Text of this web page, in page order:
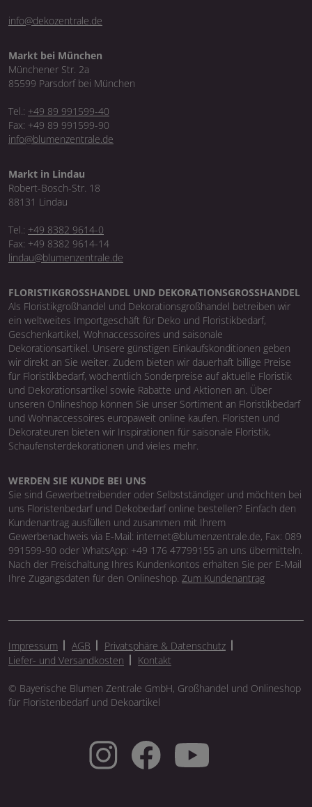
info@dekozentrale.de
Markt bei München
Münchener Str. 2a
85599 Parsdorf bei München
Tel.: +49 89 991599-40
Fax: +49 89 991599-90
info@blumenzentrale.de
Markt in Lindau
Robert-Bosch-Str. 18
88131 Lindau
Tel.: +49 8382 9614-0
Fax: +49 8382 9614-14
lindau@blumenzentrale.de
FLORISTIKGROSSHANDEL UND DEKORATIONSGROSSHANDEL
Als Floristikgroßhandel und Dekorationsgroßhandel betreiben wir
ein weltweites Importgeschäft für Deko und Floristikbedarf,
Geschenkartikel, Wohnaccessoires und saisonale
Dekorationsartikel. Unsere günstigen Einkaufskonditionen geben
wir direkt an Sie weiter. Zudem bieten wir dauerhaft billige Preise
für Floristikbedarf, wöchentlich Sonderpreise auf aktuelle Floristik
und Dekorationsartikel sowie Rabatte und Aktionen an. Über
unseren Onlineshop können Sie unser Sortiment an Floristikbedarf
und Wohnaccessoires europaweit online kaufen. Floristen und
Dekorateuren bieten wir Inspirationen für saisonale Floristik,
Schaufensterdekorationen und vieles mehr.
WERDEN SIE KUNDE BEI UNS
Sie sind Gewerbetreibender oder Selbstständiger und möchten bei
uns Floristenbedarf und Dekobedarf online bestellen? Einfach den
Kundenantrag ausfüllen und zusammen mit Ihrem
Gewerbenachweis via E-Mail: internet@blumenzentrale.de, Fax: 089
991599-90 oder WhatsApp: +49 176 47799155 an uns übermitteln.
Nach der Freischaltung Ihres Kundenkontos erhalten Sie per E-Mail
Ihre Zugangsdaten für den Onlineshop. Zum Kundenantrag
Impressum AGB
Privatsphäre & Datenschutz
Liefer- und Versandkosten
Kontakt
© Bayerische Blumen Zentrale GmbH, Großhandel und Onlineshop
für Floristenbedarf und Dekoartikel